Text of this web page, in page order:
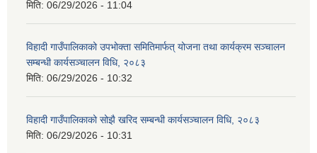
मिति: 06/29/2026 - 11:04
विहादी गाउँपालिकाको उपभोक्ता समितिमार्फत् योजना तथा कार्यक्रम सञ्चालन
सम्बन्धी कार्यसञ्चालन विधि, २०८३
मिति: 06/29/2026 - 10:32
विहादी गाउँपालिकाको सोझै खरिद सम्बन्धी कार्यसञ्चालन विधि, २०८३
मिति: 06/29/2026 - 10:31